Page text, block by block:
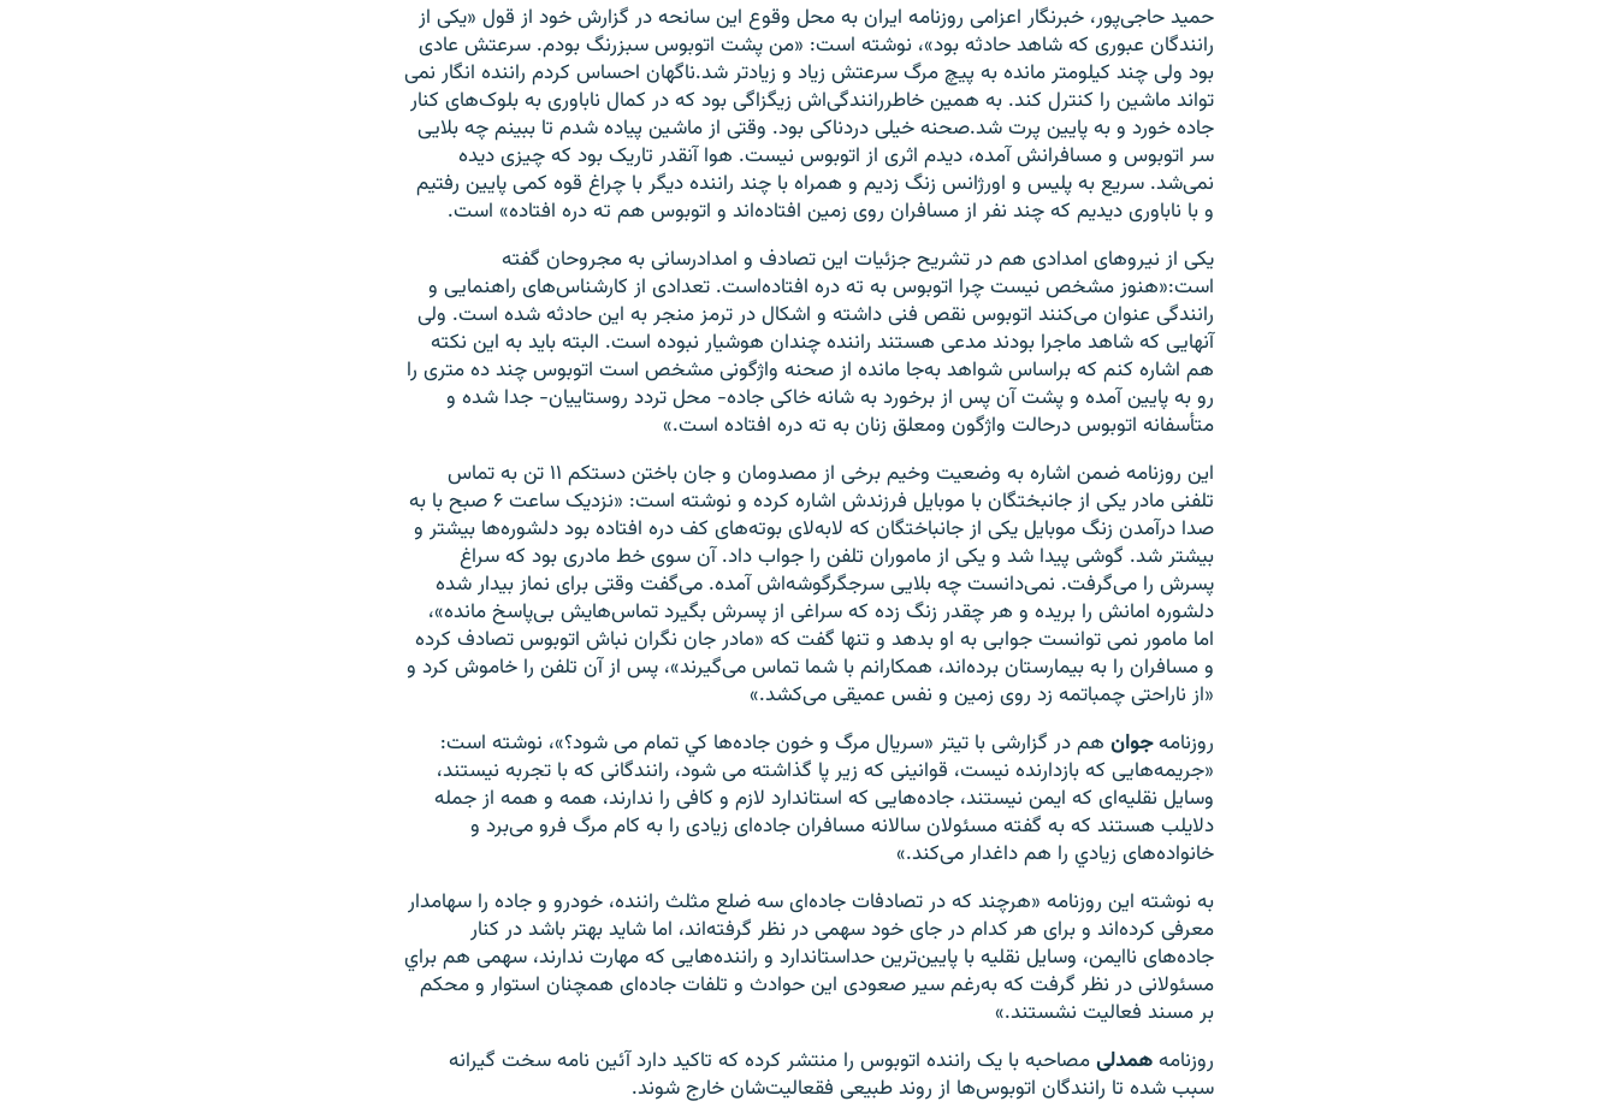
حمید حاجی‌پور، خبرنگار اعزامی روزنامه ایران به محل وقوع این سانحه در گزارش خود از قول «یکی از
رانندگان عبوری که شاهد حادثه بود»، نوشته است: «من پشت اتوبوس سبزرنگ بودم. سرعتش عادی
بود ولی چند کیلومتر مانده به پیچ مرگ سرعتش زیاد و زیادتر شد.ناگهان احساس کردم راننده انگار نمی
تواند ماشین را کنترل کند. به همین خاطررانندگی‌اش زیگزاگی بود که در کمال ناباوری به بلوک‌‌های کنار
جاده خورد و به پایین پرت شد.صحنه خیلی دردناکی بود. وقتی از ماشین پیاده شدم تا ببینم چه بلایی
سر اتوبوس و مسافرانش آمده، دیدم اثری از اتوبوس نیست. هوا آنقدر تاریک بود که چیزی دیده
نمی‌شد. سریع به پلیس و اورژانس زنگ زدیم و همراه با چند راننده دیگر با چراغ قوه کمی پایین رفتیم
و با ناباوری دیدیم که چند نفر از مسافران روی زمین افتاده‌اند و اتوبوس هم ته دره افتاده» است.
یکی از نیروهای امدادی هم در تشریح جزئیات این تصادف و امدادرسانی به مجروحان گفته
است:«هنوز مشخص نیست چرا اتوبوس به ته دره افتاده‌است. تعدادی از کارشناس‌های راهنمایی و
رانندگی عنوان می‌کنند اتوبوس نقص فنی داشته و اشکال در ترمز منجر به این حادثه شده است. ولی
آنهایی که شاهد ماجرا بودند مدعی هستند راننده چندان هوشیار نبوده‌ است. البته باید به این نکته
هم اشاره کنم که براساس شواهد به‌جا مانده از صحنه واژگونی مشخص است اتوبوس چند ده متری را
رو به پایین آمده و پشت آن پس از برخورد به شانه خاکی جاده- محل تردد روستاییان- جدا شده و
متأسفانه اتوبوس درحالت واژگون ومعلق زنان به ته دره افتاده‌ است.»
این روزنامه ضمن اشاره به وضعیت وخیم برخی از مصدومان و جان باختن دستکم ۱۱ تن به تماس
تلفنی مادر یکی از جانبختگان با موبایل فرزندش اشاره کرده و نوشته است: «نزدیک ساعت ۶ صبح با به
صدا درآمدن زنگ موبایل یکی از جانباختگان که لابه‌لای بوته‌های کف دره افتاده‌ بود دلشوره‌ها بیشتر و
بیشتر شد. گوشی پیدا شد و یکی از ماموران تلفن را جواب داد. آن سوی خط مادری بود که سراغ
پسرش را می‌گرفت. نمی‌دانست چه بلایی سرجگرگوشه‌اش آمده. می‌گفت وقتی برای نماز بیدار شده
دلشوره امانش را بریده و هر چقدر زنگ زده که سراغی از پسرش بگیرد تماس‌هایش بی‌پاسخ مانده»،
اما مامور نمی توانست جوابی به او بدهد و تنها گفت که «مادر جان نگران نباش اتوبوس تصادف کرده
و مسافران را به بیمارستان برده‌اند، همکارانم با شما تماس می‌گیرند»، پس از آن تلفن را خاموش کرد و
«از ناراحتی چمباتمه زد روی زمین و نفس عمیقی می‌کشد.»
روزنامهجوان هم در گزارشی با تیتر «سريال مرگ و خون جاده‌ها كي تمام می شود‌؟»، نوشته است:
«جريمه‌هایی كه بازدارنده نيست، قوانينی كه زير پا گذاشته می شود، رانندگانی كه با تجربه نيستند،
وسايل نقليه‌ای كه ايمن نيستند، جاده‌هایی كه استاندارد لازم و كافی را ندارند، همه و همه از جمله
دلايلب هستند كه به گفته مسئولان سالانه مسافران جاده‌ای زيادی را به كام مرگ فرو می‌برد و
خانواده‌های زيادي را هم داغدار می‌كند.»
به نوشته این روزنامه «هرچند كه در تصادفات جاده‌ای سه ضلع مثلث راننده، خودرو و جاده را سهامدار
معرفی كرده‌اند و برای هر كدام در جای خود سهمی در نظر گرفته‌اند، اما شايد بهتر باشد در كنار
جاده‌های ناايمن، وسايل نقليه با پايين‌ترين حد‌استاندارد و راننده‌هایی كه مهارت ندارند، سهمی هم براي
مسئولانی در نظر گرفت كه به‌رغم سير صعودی اين حوادث و تلفات جاده‌ای همچنان استوار و محكم
بر مسند فعاليت نشستند.»
روزنامههمدلیمصاحبه با یک راننده اتوبوس را منتشر کرده که تاکید دارد آئین نامه سخت گیرانه
سبب شده تا رانندگان اتوبوس‌ها از روند طبیعی فقعالیت‌شان خارج شوند.